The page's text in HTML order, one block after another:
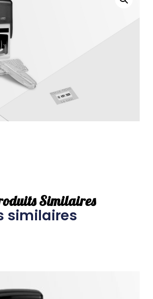
Similaires
similaires